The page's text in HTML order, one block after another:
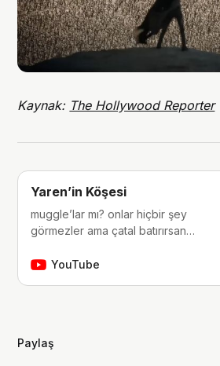
Kaynak: The Hollywood Reporter
Yaren’in Köşesi
muggle’lar mı? onlar hiçbir şey
görmezler ama çatal batırırsan
çocukluğumdan beri tutkunu olduğum
de bana eşlik etmek…
YouTube
Paylaş